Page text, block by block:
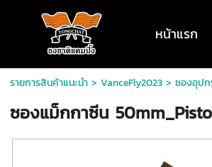
หน้าแรก
รายการสินค้าแนะนำ> VanceFly2023> ซองอุป
ซองแม็กกาซีน